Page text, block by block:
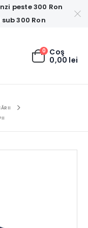
peste 300 Ron
300 Ron
0 Coş
0,00 lei